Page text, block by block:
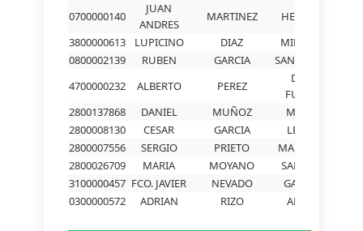
0700000140
JUAN
ANDRES
MARTINEZ
HERRERO
3800000613
LUPICINO DIAZ
MIRANDA
0800002139
RUBEN GARCIA
SAN RAFAEL
4700000232
ALBERTO PEREZ
DE LA
FUENTE
2800137868
DANIEL MUÑOZ
MONTE
2800008130
CESAR GARCIA
LEMOS
2800007556
SERGIO PRIETO
MADRIGAL
2800026709
MARIA MOYANO
SANCHEZ
3100000457 FCO. JAVIER NEVADO
GASTON
0300000572
ADRIAN RIZO ALAVES